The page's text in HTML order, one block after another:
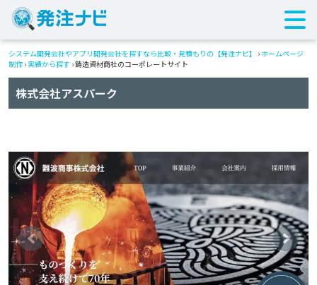
システム開発会社やアプリ開発会社を探すなら比較・見積もりの【発注ナビ】 › ホームページ
制作 › 実績から探す ›鋳造資材商社のコーポレートサイト
株式会社アスパーク